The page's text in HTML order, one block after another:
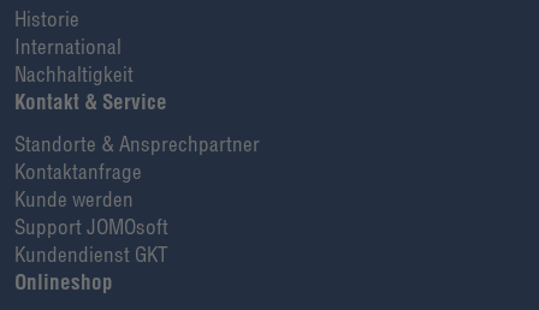
Historie
International
Nachhaltigkeit
Kontakt & Service
Standorte & Ansprechpartner
Kontaktanfrage
Kunde werden
Support JOMOsoft
Kundendienst GKT
Onlineshop